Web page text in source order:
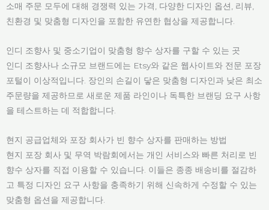
소매 주문 모두에 대해 경쟁력 있는 가격, 다양한 디자인 옵션, 리뷰,
친환경 및 맞춤형 디자인을 포함한 유연한 협상을 제공합니다.
인디 조향사 및 중소기업이 맞춤형 향수 상자를 구할 수 있는 곳
인디 조향사나 소규모 브랜드에는 Etsy와 같은 웹사이트와 전문 포장
포털이 이상적입니다. 장인의 손길이 닿은 맞춤형 디자인과 낮은 최소
주문량을 제공하므로 새로운 제품 라인이나 독특한 브랜딩 요구 사항
을 테스트하는 데 적합합니다.
현지 공급업체와 포장 회사가 빈 향수 상자를 판매하는 방법
현지 포장 회사 및 무역 박람회에서는 개인 서비스와 빠른 처리로 빈
향수 상자를 직접 이용할 수 있습니다. 이들은 종종 배송비를 절감하
고 특정 디자인 요구 사항을 충족하기 위해 신속하게 수정할 수 있는
맞춤형 옵션을 제공합니다.